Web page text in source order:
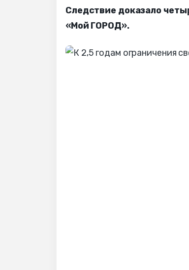
Следствие доказало
«Мой ГОРОД».